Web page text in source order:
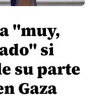
"muy,
si
su parte
Gaza